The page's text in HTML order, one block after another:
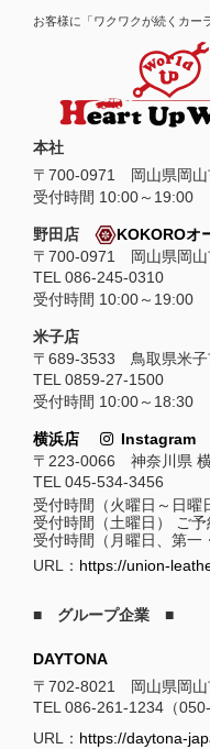
お客様に「ワクワクが続くカー
本社
〒 700-0971 岡山県岡
受付時間 10:00～19:00
野田店
KOKOROオ
〒700-0971 岡山県岡山
TEL 086-245-0310
受付時間 10:00～19:00
米子店
〒689-3533 鳥取県米子
TEL 0859-27-1500
受付時間 10:00～18:30
横浜店
Instagram
〒223-0066 神奈川県
TEL 045-534-3456
受付時間（火曜日～日曜
受付時間（土曜日） ご予
受付時間（月曜日、第一
URL： https://union-
■ グループ企業 ■
DAYTONA
〒702-8021 岡山県岡山
TEL 086-261-1234（
URL： https://daytona-